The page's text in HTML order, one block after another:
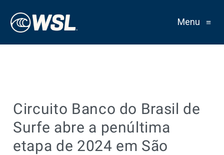
Menu ≡
Circuito Banco do Brasil de
Surfe abre a penúltima
etapa de 2024 em São